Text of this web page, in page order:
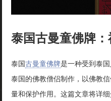
泰国古曼童佛牌
泰国古曼童佛牌是一种受到泰
泰国的佛教僧侣制作，以佛教
量和保护作用。这篇文章将详